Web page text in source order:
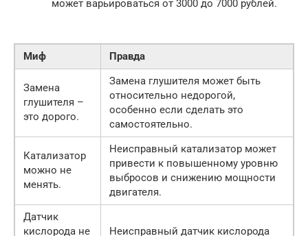
может варьироваться от 3000 до 7000 рублей.
Миф Правда
Замена
глушителя –
это дорого.
Замена глушителя может быть
относительно недорогой,
особенно если сделать это
самостоятельно.
Катализатор
можно не
менять.
Неисправный катализатор может
привести к повышенному уровню
выбросов и снижению мощности
двигателя.
Датчик
кислорода не
Неисправный датчик кислорода